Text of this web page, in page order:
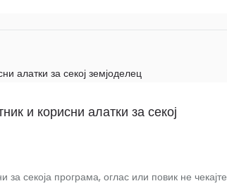
и корисни алатки за секој
секоја програма, оглас или повик не чекајте